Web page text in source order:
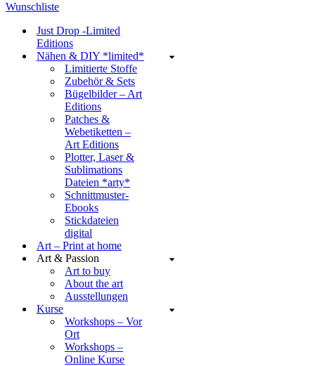
Wunschliste
Just Drop -Limited
Editions
Nähen & DIY *limited*
Limitierte Stoffe
Zubehör & Sets
Bügelbilder – Art
Editions
Patches &
Webetiketten –
Art Editions
Plotter, Laser &
Sublimations
Dateien *arty*
Schnittmuster-
Ebooks
Stickdateien
digital
Art – Print at home
Art & Passion
Art to buy
About the art
Ausstellungen
Kurse
Workshops – Vor
Ort
Workshops –
Online Kurse